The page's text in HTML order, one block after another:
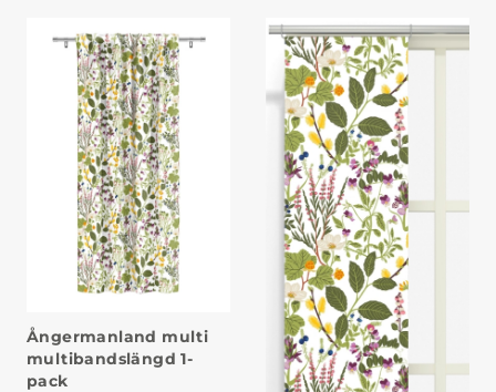
Ångermanland multi
multibandslängd 1-
pack